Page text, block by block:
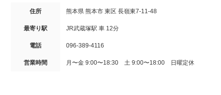
住所 熊本県 熊本市 東区 長嶺東7-11-48
最寄り駅 JR武蔵塚駅 車 12分
電話 096-389-4116
営業時間 月〜金 9:00〜18:30 土 9:00〜18:00 日曜定休